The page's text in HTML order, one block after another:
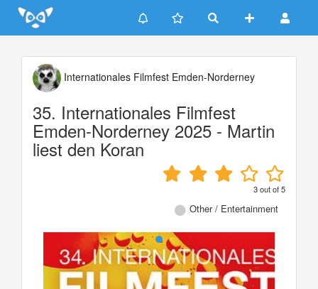
Update cookies preferences
Internationales Filmfest Emden-Norderney
35. Internationales Filmfest
Emden-Norderney 2025 - Martin
liest den Koran
3out of5
Other / Entertainment